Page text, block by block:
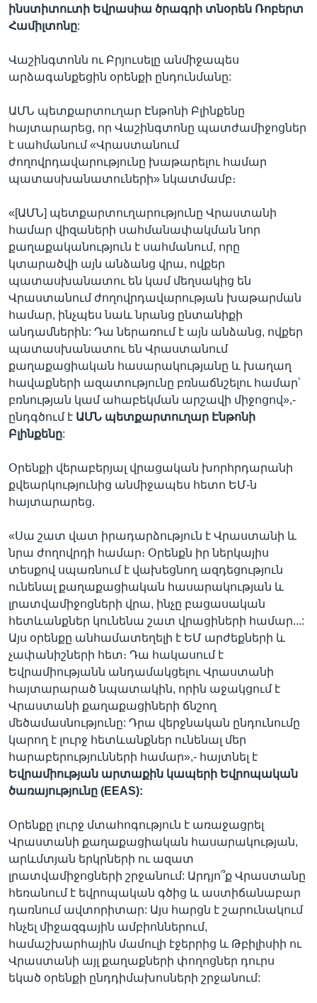
ինստիտուտի Եվրասիա ծրագրի տնօրեն Ռոբերտ
Համիլտոնը:
Վաշինգտոնն ու Բրյուսելը անմիջապես
արձագանքեցին օրենքի ընդունմանը:
ԱՄՆ պետքարտուղար Էնթոնի Բլինքենը
հայտարարեց, որ Վաշինգտոնը պատժամիջոցներ
է սահմանում «Վրաստանում
ժողովրդավարությունը խաթարելու համար
պատասխանատուների» նկատմամբ։
«[ԱՄՆ] պետքարտուղարությունը Վրաստանի
համար վիզաների սահմանափակման նոր
քաղաքականություն է սահմանում, որը
կտարածվի այն անձանց վրա, ովքեր
պատասխանատու են կամ մեղսակից են
Վրաստանում ժողովրդավարության խաթարման
համար, ինչպես նաև նրանց ընտանիքի
անդամներին: Դա ներառում է այն անձանց, ովքեր
պատասխանատու են Վրաստանում
քաղաքացիական հասարակությանը և խաղաղ
հավաքների ազատությունը բռնաճնշելու համար՝
բռնության կամ ահաբեկման արշավի միջոցով»,-
ընդգծում է ԱՄՆ պետքարտուղար Էնթոնի
Բլինքենը:
Օրենքի վերաբերյալ վրացական խորհրդարանի
քվեարկությունից անմիջապես հետո ԵՄ-ն
հայտարարեց.
«Սա շատ վատ իրադարձություն է Վրաստանի և
նրա ժողովրդի համար։ Օրենքն իր ներկայիս
տեսքով սպառնում է վախեցնող ազդեցություն
ունենալ քաղաքացիական հասարակության և
լրատվամիջոցների վրա, ինչը բացասական
հետևանքներ կունենա շատ վրացիների համար...:
Այս օրենքը անհամատեղելի է ԵՄ արժեքների և
չափանիշների հետ։ Դա հակասում է
Եվրամիությանն անդամակցելու Վրաստանի
հայտարարած նպատակին, որին աջակցում է
Վրաստանի քաղաքացիների ճնշող
մեծամասնությունը: Դրա վերջնական ընդունումը
կարող է լուրջ հետևանքներ ունենալ մեր
հարաբերությունների համար»,- հայտնել է
Եվրամիության արտաքին կապերի Եվրոպական
ծառայությունը (EEAS):
Օրենքը լուրջ մտահոգություն է առաջացրել
Վրաստանի քաղաքացիական հասարակության,
արևմտյան երկրների ու ազատ
լրատվամիջոցների շրջանում: Արդյո՞ք Վրաստանը
հեռանում է եվրոպական գծից և աստիճանաբար
դառնում ավտորիտար: Այս հարցն է շարունակում
հնչել միջազգային ամբիոններում,
համաշխարհային մամուլի էջերրից և Թբիլիսիի ու
Վրաստանի այլ քաղաքների փողոցներ դուրս
եկած օրենքի ընդդիմախոսների շրջանում: